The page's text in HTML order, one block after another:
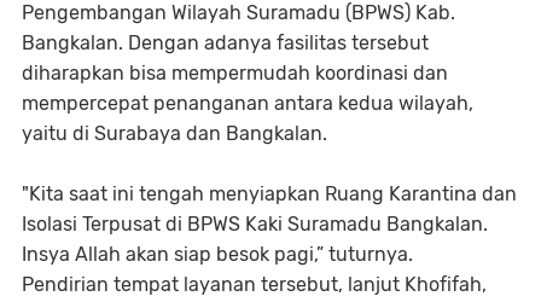
Pengembangan Wilayah Suramadu (BPWS) Kab.
Bangkalan. Dengan adanya fasilitas tersebut
diharapkan bisa mempermudah koordinasi dan
mempercepat penanganan antara kedua wilayah,
yaitu di Surabaya dan Bangkalan.
"Kita saat ini tengah menyiapkan Ruang Karantina dan
Isolasi Terpusat di BPWS Kaki Suramadu Bangkalan.
Insya Allah akan siap besok pagi,” tuturnya.
Pendirian tempat layanan tersebut, lanjut Khofifah,